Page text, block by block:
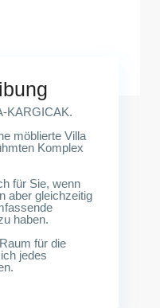
KARGICAK.
möblierte Villa
Komplex
für Sie, wenn
aber gleichzeitig
haben.
für die
jedes